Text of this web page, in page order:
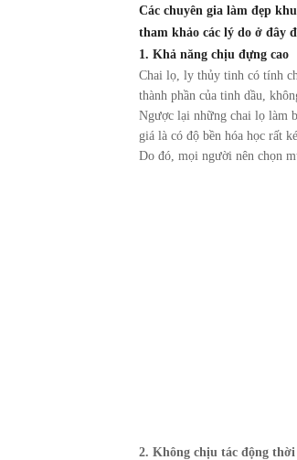
Các chuyên gia làm đẹp
tham khảo các lý do ở đây
1. Khả năng chịu đựng cao
Chai lọ, ly thủy tinh có tính
thành phần của tinh dầu,
Ngược lại những chai lọ làm
giá là có độ bền hóa học rất
Do đó, mọi người nên chọn
2. Không chịu tác động